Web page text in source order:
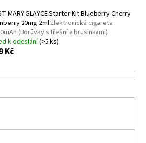
MARY GLAYCE Starter Kit Blueberry Cherry
20mg 2mlElektronická cigareta
(Borůvky s třešní a brusinkami)
k odeslání(>5 ks)
Kč